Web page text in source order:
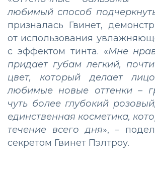
любимый способ
призналась Гвинет,
от использования
с эффектом тинта. «Мне
придает губам легкий,
цвет, который делает
любимые новые оттенки –
чуть более глубокий
единственная косметика,
течение всего дня», –
секретом Гвинет Пэлтроу.